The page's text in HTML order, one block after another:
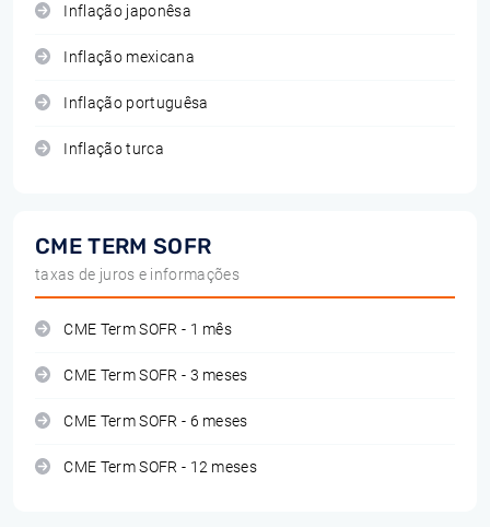
Inflação japonêsa
Inflação mexicana
Inflação portuguêsa
Inflação turca
CME TERM SOFR
taxas de juros e informações
CME Term SOFR - 1 mês
CME Term SOFR - 3 meses
CME Term SOFR - 6 meses
CME Term SOFR - 12 meses